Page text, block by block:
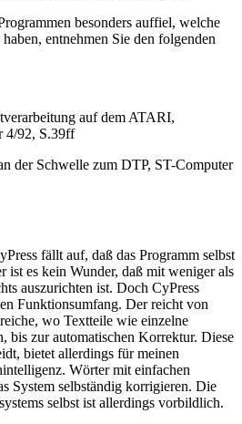
besonders auffiel, welche
entnehmen Sie den folgenden
auf dem ATARI,
4/92, S.39ff
der Schwelle zum DTP, ST-Computer
fällt auf, daß das Programm selbst
ist es kein Wunder, daß mit weniger als
auszurichten ist. Doch CyPress
Funktionsumfang. Der reicht von
wo Textteile wie einzelne
bis zur automatischen Korrektur. Diese
bietet allerdings für meinen
Wörter mit einfachen
System selbständig korrigieren. Die
selbst ist allerdings vorbildlich.